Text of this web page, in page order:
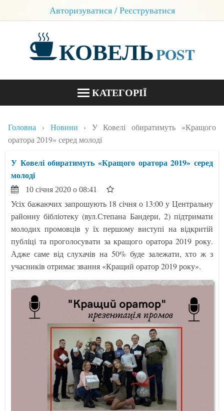
Авторизуватися / Реєструватися
КОВЕЛЬPOST
КАТЕГОРІЇ
БЛОГИ
КОНТАКТИ
Головна Новини
У Ковелі обиратимуть «Кращого
оратора 2019» серед молоді
У Ковелі обиратимуть «Кращого оратора 2019» серед
молоді
10 січня 2020 о 08:41
Усіх бажаючих запрошують 18 січня о 13:00 у Центральну
районну бібліотеку (вул.Степана Бандери, 2) підтримати
молодих промовців у їх першому виступі на відкритій
публіці та проголосувати за кращого оратора 2019 року.
Адже саме від слухачів на 50% буде залежати, хто ж з
учасників отримає звання «Кращий оратор 2019 року».